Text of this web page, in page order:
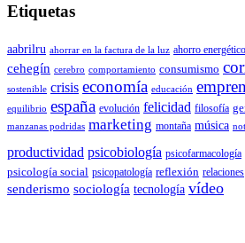
Etiquetas
aabrilru ahorrar en la factura de la luz ahorro energético
cehegín cerebro comportamiento consumismo
sostenible crisis economía educación
equilibrio españa evolución felicidad filosofía
manzanas podridas marketing montaña música
productividad psicobiología psicofarmacología
psicología social psicopatología reflexión relaciones
senderismo sociología tecnología vídeo